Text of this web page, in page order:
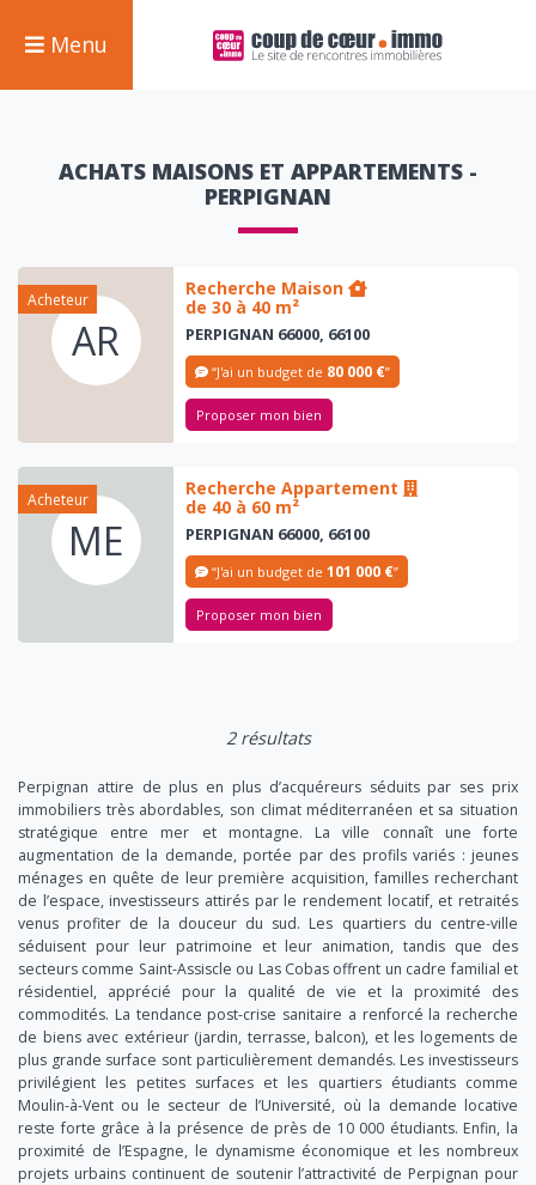
Menu
ACHATS MAISONS ET APPARTEMENTS -
PERPIGNAN
Acheteur
AR
Recherche Maison
de 30 à 40 m²
PERPIGNAN 66000, 66100
“J'ai un budget de 80 000 €”
Proposer mon bien
Acheteur
ME
Recherche Appartement
de 40 à 60 m²
PERPIGNAN 66000, 66100
“J'ai un budget de 101 000 €”
Proposer mon bien
2 résultats
Perpignan attire de plus en plus d’acquéreurs séduits par ses prix
immobiliers très abordables, son climat méditerranéen et sa situation
stratégique entre mer et montagne. La ville connaît une forte
augmentation de la demande, portée par des profils variés : jeunes
ménages en quête de leur première acquisition, familles recherchant
de l’espace, investisseurs attirés par le rendement locatif, et retraités
venus profiter de la douceur du sud. Les quartiers du centre-ville
séduisent pour leur patrimoine et leur animation, tandis que des
secteurs comme Saint-Assiscle ou Las Cobas offrent un cadre familial et
résidentiel, apprécié pour la qualité de vie et la proximité des
commodités. La tendance post-crise sanitaire a renforcé la recherche
de biens avec extérieur (jardin, terrasse, balcon), et les logements de
plus grande surface sont particulièrement demandés. Les investisseurs
privilégient les petites surfaces et les quartiers étudiants comme
Moulin-à-Vent ou le secteur de l’Université, où la demande locative
reste forte grâce à la présence de près de 10 000 étudiants. Enfin, la
proximité de l’Espagne, le dynamisme économique et les nombreux
projets urbains continuent de soutenir l’attractivité de Perpignan pour